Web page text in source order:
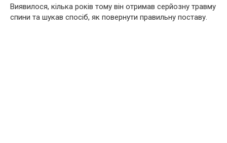
Виявилося, кілька років тому він отримав серйозну травму
спини та шукав спосіб, як повернути правильну поставу.